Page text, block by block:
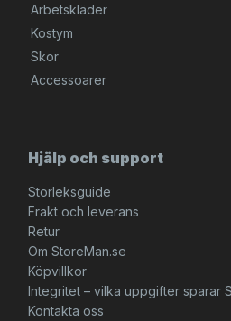
Arbetskläder
Kostym
Skor
Accessoarer
Hjälp och support
Storleksguide
Frakt och leverans
Retur
Om StoreMan.se
Köpvillkor
Integritet – vilka uppgifter sparar
Kontakta oss